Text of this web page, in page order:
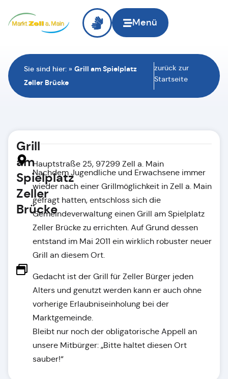
Menü
Sie sind hier: » Grill am Spielplatz
Zeller Brücke
zurück zur
Startseite
Grill
am
Spielplatz
Zeller
Brücke
Hauptstraße 25, 97299 Zell a. Main
Nachdem Jugendliche und Erwachsene immer
wieder nach einer Grillmöglichkeit in Zell a. Main
gefragt hatten, entschloss sich die
Gemeindeverwaltung einen Grill am Spielplatz
Zeller Brücke zu errichten. Auf Grund dessen
entstand im Mai 2011 ein wirklich robuster neuer
Grill an diesem Ort.
Gedacht ist der Grill für Zeller Bürger jeden
Alters und genutzt werden kann er auch ohne
vorherige Erlaubniseinholung bei der
Marktgemeinde.
Bleibt nur noch der obligatorische Appell an
unsere Mitbürger: „Bitte haltet diesen Ort
sauber!“